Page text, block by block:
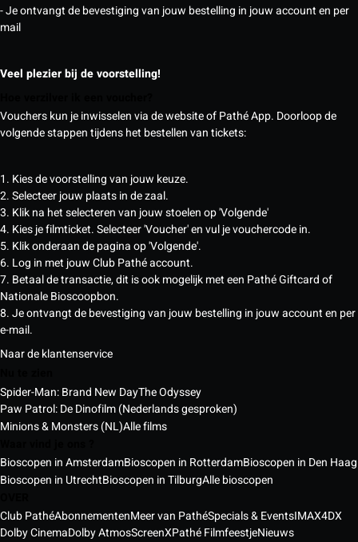
- Je ontvangt de bevestiging van jouw bestelling in jouw account en per
mail
Veel plezier bij de voorstelling!
Vouchers kun je inwisselen via de website of Pathé App. Doorloop de
volgende stappen tijdens het bestellen van tickets:
1. Kies de voorstelling van jouw keuze.
2. Selecteer jouw plaats in de zaal.
3. Klik na het selecteren van jouw stoelen op 'Volgende'
4. Kies je filmticket. Selecteer 'Voucher' en vul je vouchercode in.
5. Klik onderaan de pagina op 'Volgende'.
6. Log in met jouw Club Pathé account.
7. Betaal de transactie, dit is ook mogelijk met een Pathé Giftcard of
Nationale Bioscoopbon.
8. Je ontvangt de bevestiging van jouw bestelling in jouw account en per
e-mail.
Naar de klantenservice
Spider-Man: Brand New DayThe Odyssey
Paw Patrol: De Dinofilm (Nederlands gesproken)
Minions & Monsters (NL)Alle films
Bioscopen in AmsterdamBioscopen in RotterdamBioscopen in Den Haag
Bioscopen in UtrechtBioscopen in TilburgAlle bioscopen
Club PathéAbonnementenMeer van PathéSpecials & EventsIMAX4DX
Dolby CinemaDolby AtmosScreenXPathé FilmfeestjeNieuws